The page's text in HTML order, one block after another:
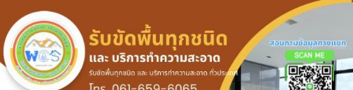
to
content